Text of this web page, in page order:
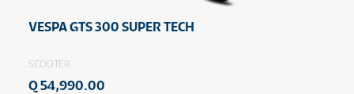
VESPA GTS 300 SUPER TECH
SCOOTER
Q 54,990.00